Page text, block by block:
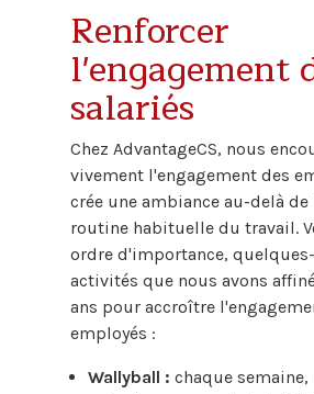
Renforcer
l'engagement
salariés
Chez AdvantageCS, nous
vivement l'engagement des
crée une ambiance au-delà de
routine habituelle du travail.
ordre d'importance,
activités que nous avons
ans pour accroître
employés :
Wallyball : chaque semaine,